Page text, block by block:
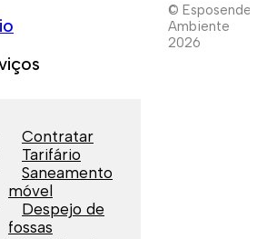
Contratar
Tarifário
Saneamento
móvel
Despejo de
fossas
© Esposende
Ambiente
2026